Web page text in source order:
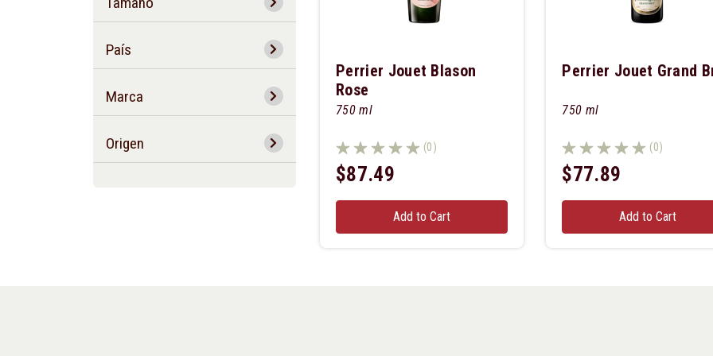
País
Marca
Origen
Perrier Jouet Blason
Rose
750 ml
(0)
$87.49
Add to Cart
Perrier Jouet Grand
750 ml
(0)
$77.89
Add to Cart